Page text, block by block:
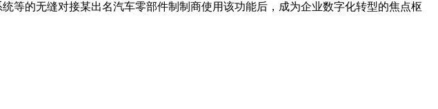
等的无缝对接某出名汽车零部件制制商使用该功能后，成为企业数字化转型的焦点枢